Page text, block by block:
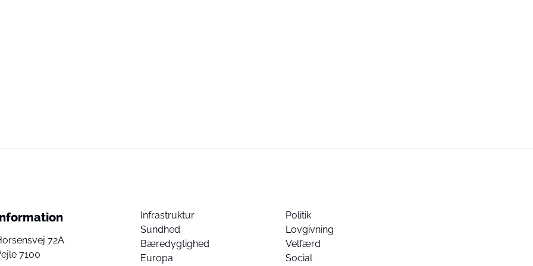
72A
7100
Infrastruktur
Sundhed
Bæredygtighed
Europa
Politik
Lovgivning
Velfærd
Social